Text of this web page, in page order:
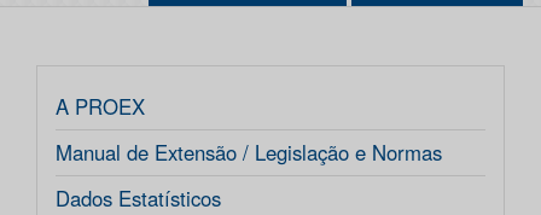
A PROEX
Manual de Extensão / Legislação e Normas
Dados Estatísticos